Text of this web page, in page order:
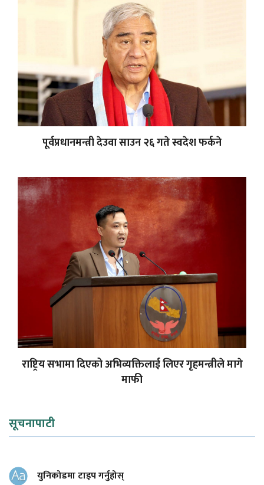
पूर्वप्रधानमन्त्री देउवा साउन २६ गते स्वदेश फर्कने
राष्ट्रिय सभामा दिएको अभिव्यक्तिलाई लिएर गृहमन्त्रीले मागे
माफी
सूचनापाटी
युनिकोडमा टाइप गर्नुहोस्